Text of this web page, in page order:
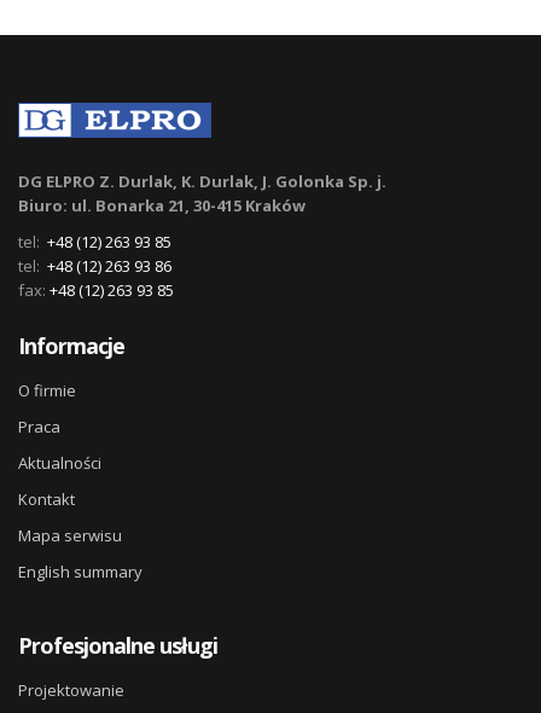
DG ELPRO Z. Durlak, K. Durlak, J. Golonka Sp. j.
Biuro: ul. Bonarka 21, 30-415 Kraków
tel: +48 (12) 263 93 85
tel: +48 (12) 263 93 86
fax: +48 (12) 263 93 85
Informacje
O firmie
Praca
Aktualności
Kontakt
Mapa serwisu
English summary
Profesjonalne usługi
Projektowanie